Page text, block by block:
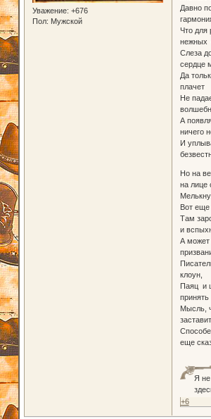
Уважение: +676
Пол: Мужской
Давно
Что для
нежных
Слеза
сердце
Да
плачет
Не
А
ничего
И
Но на
на лице
Вот еще
Там
и
А может
клоун,
Паяц и
принять
Мысль,
еще
Я
+6